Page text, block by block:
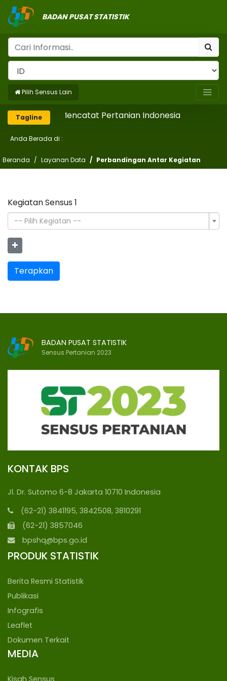
BADAN PUSAT STATISTIK
Pilih Sensus Lain
Tagline Mencatat Pertanian Indonesia
Anda Berada di :
Beranda Layanan Data Perbandingan Antar Kegiatan
Kegiatan Sensus 1
-- Pilih Kegiatan --
Terapkan
BADAN PUSAT STATISTIK
Sensus Pertanian 2023
KONTAK BPS
Jl. Dr. Sutomo 6-8 Jakarta 10710 Indonesia
(62-21) 3841195, 3842508, 3810291
(62-21) 3857046
bpshq@bps.go.id
PRODUK STATISTIK
Berita Resmi Statistik
Publikasi
Infografis
Leaflet
Dokumen Terkait
MEDIA
Kisah Sensus